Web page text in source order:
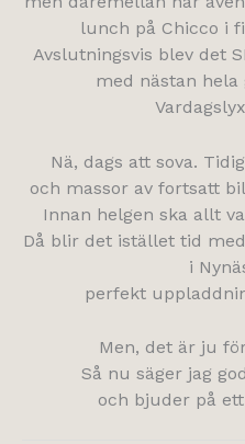
lunch på Chicco i
Avslutningsvis blev det
med nästan hela
Nä, dags att sova.
och massor av fortsatt
Innan helgen ska allt
Då blir det istället tid
i
perfekt
Men, det är ju
Så nu säger jag
och bjuder på